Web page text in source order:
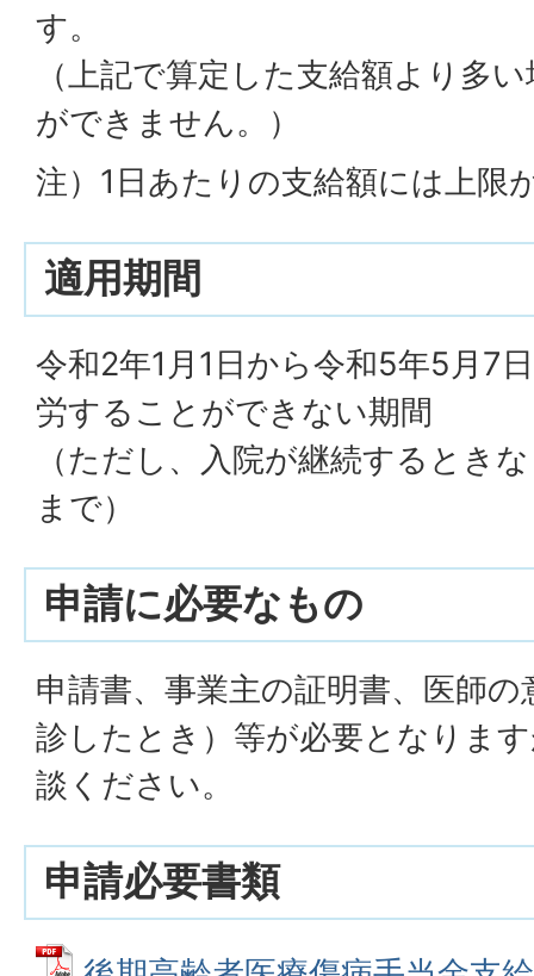
す。
（上記で算定した支給額より多
ができません。）
注）1日あたりの支給額には上限
適用期間
令和2年1月1日から令和5年5月7
労することができない期間
（ただし、入院が継続するとき
まで）
申請に必要なもの
申請書、事業主の証明書、医師
診したとき）等が必要となりま
談ください。
申請必要書類